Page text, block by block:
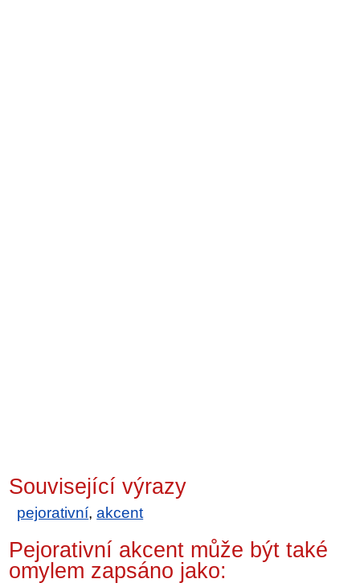
Související výrazy
pejorativní,akcent
Pejorativní akcent může být také
omylem zapsáno jako: